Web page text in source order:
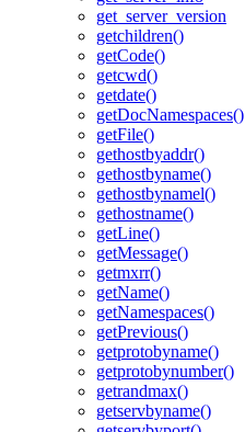
get_server_version
getchildren()
getCode()
getcwd()
getdate()
getDocNamespaces()
getFile()
gethostbyaddr()
gethostbyname()
gethostbynamel()
gethostname()
getLine()
getMessage()
getmxrr()
getName()
getNamespaces()
getPrevious()
getprotobyname()
getprotobynumber()
getrandmax()
getservbyname()